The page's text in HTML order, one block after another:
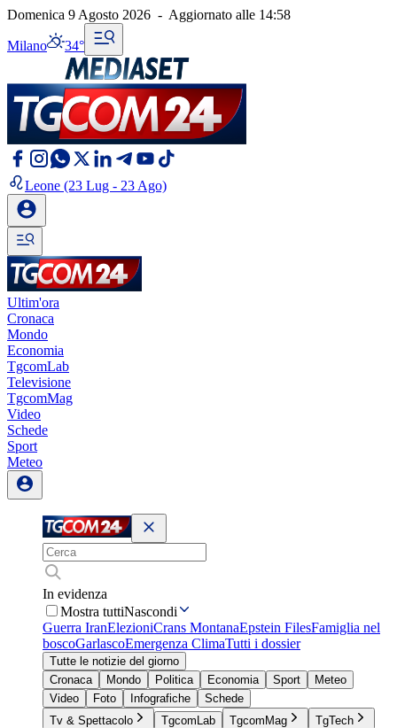
Domenica 9 Agosto 2026 - Aggiornato alle 14:58
Milano 34°
Leone (23 Lug - 23 Ago)
Ultim'ora
Cronaca
Mondo
Economia
TgcomLab
Televisione
TgcomMag
Video
Schede
Sport
Meteo
In evidenza
Mostra tuttiNascondi
Guerra IranElezioniCrans MontanaEpstein FilesFamiglia nel
boscoGarlascoEmergenza ClimaTutti i dossier
Tutte le notizie del giorno
Cronaca
Mondo Politica Economia Sport
Meteo
Video
Foto Infografiche
Schede
Tv & Spettacolo
TgcomLab TgcomMag
TgTech